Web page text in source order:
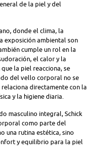
de la piel y del
donde el clima, la
exposición ambiental son
cumple un rol en la
el calor y la
la piel reacciona, se
del vello corporal no se
directamente con la
y la higiene diaria.
masculino integral, Schick
como parte del
una rutina estética, sino
y equilibrio para la piel